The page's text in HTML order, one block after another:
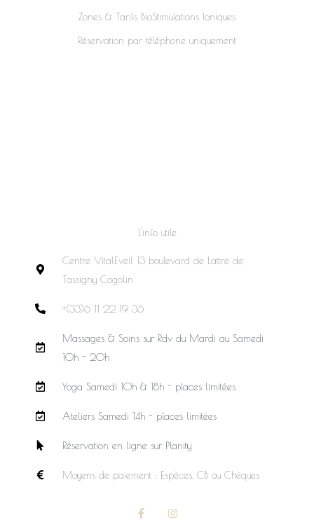
Zones & Tarifs BioStimulations Ioniques
Réservation par téléphone uniquement​
L'info utile
Centre VitalEveil 13 boulevard de Lattre de
Tassigny Cogolin
+(33)6 11 22 19 36
Massages & Soins sur Rdv du Mardi au Samedi
10h - 20h
Yoga Samedi 10h & 18h - places limitées
Ateliers Samedi 14h - places limitées
Réservation en ligne sur Planity
Moyens de paiement : Espèces, CB ou Chèques
c
e
s
t